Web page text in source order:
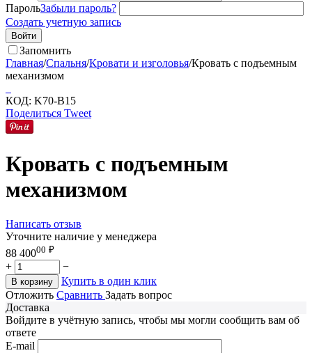
ПарольЗабыли пароль?
Создать учетную запись
Войти
Запомнить
Главная/Спальня/Кровати и изголовья/Кровать с подъемным
механизмом
КОД: K70-B15
Поделиться Tweet
Кровать с подъемным
механизмом
Написать отзыв
Уточните наличие у менеджера
88 40000 ₽
+ −
В корзину
Купить в один клик
Отложить Сравнить Задать вопрос
Доставка
Войдите в учётную запись, чтобы мы могли сообщить вам об
ответе
E-mail